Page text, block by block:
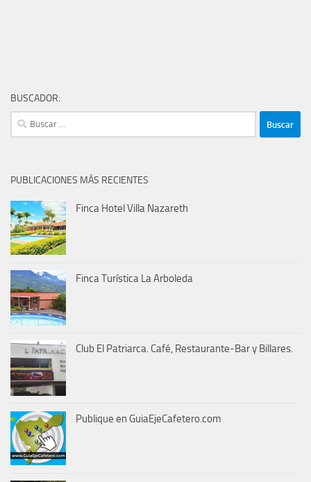
BUSCADOR:
Buscar:
PUBLICACIONES MÁS RECIENTES
Finca Hotel Villa Nazareth
Finca Turística La Arboleda
Club El Patriarca. Café, Restaurante-Bar y Billares.
Publique en GuiaEjeCafetero.com